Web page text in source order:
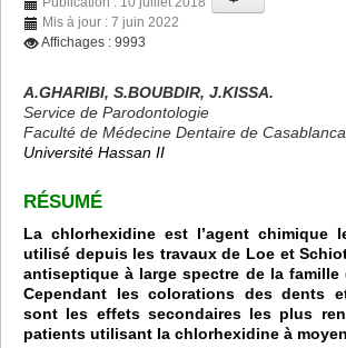
Mis à jour : 7 juin 2022
Affichages : 9993
A.GHARIBI, S.BOUBDIR, J.KISSA.
Service de Parodontologie
Faculté de Médecine Dentaire de Casablanca
Université Hassan II
RÉSUM É
La chlorhexidine est l’agent chimique
utilisé depuis les travaux de Loe et
antiseptique à large spectre de la famille
Cependant les colorations des dents
sont les effets secondaires les plus
patients utilisant la chlorhexidine à